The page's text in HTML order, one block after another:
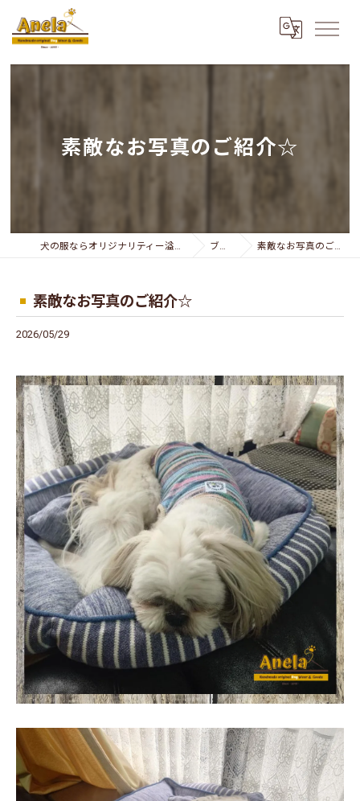
素敵なお写真のご紹介☆
犬の服ならオリジナリティー溢れるAnela ブログ 素敵なお写真のご紹介☆
素敵なお写真のご紹介☆
2026/05/29